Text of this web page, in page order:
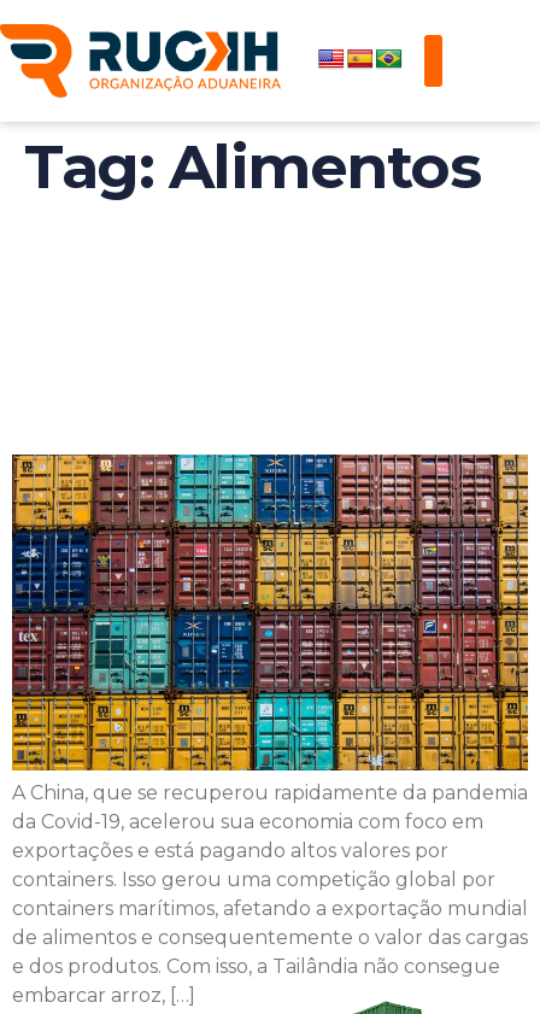
Tag:Alimentos
A China, que se recuperou rapidamente da pandemia
da Covid-19, acelerou sua economia com foco em
exportações e está pagando altos valores por
containers. Isso gerou uma competição global por
containers marítimos, afetando a exportação mundial
de alimentos e consequentemente o valor das cargas
e dos produtos. Com isso, a Tailândia não consegue
embarcar arroz, […]